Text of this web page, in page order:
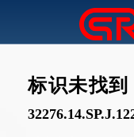
标识未找到